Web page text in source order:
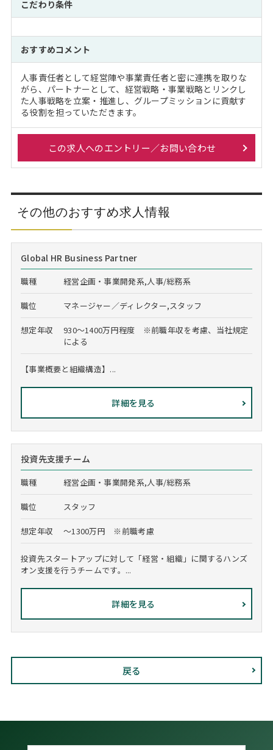
こだわり条件
おすすめコメント
人事責任者として経営陣や事業責任者と密に連携を取りな
がら、パートナーとして、経営戦略・事業戦略とリンクし
た人事戦略を立案・推進し、グループミッションに貢献す
る役割を担っていただきます。
この求人へのエントリー／お問い合わせ
その他のおすすめ求人情報
Global HR Business Partner
職種 経営企画・事業開発系,人事/総務系
職位 マネージャー／ディレクター,スタッフ
想定年収
930～1400万円程度 ※前職年収を考慮、当社規定
による
【事業概要と組織構造】...
詳細を見る
投資先支援チーム
職種 経営企画・事業開発系,人事/総務系
職位 スタッフ
想定年収 ～1300万円 ※前職考慮
投資先スタートアップに対して「経営・組織」に関するハンズ
オン支援を行うチームです。...
詳細を見る
戻る